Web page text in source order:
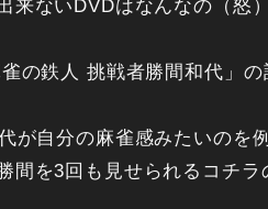
ないDVDはなんなの（怒）
の鉄人 挑戦者勝間和代」の
が自分の麻雀感みたいのを
間を3回も見せられるコチ